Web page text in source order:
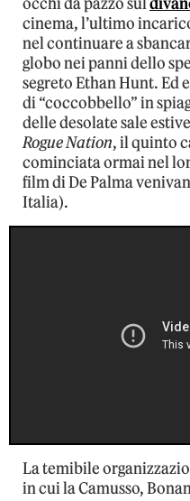
cinema, l’ultimo
nel continuare a
globo nei panni dello
segreto Ethan Hunt. Ed
di “coccobbello” in
delle desolate sale
Rogue Nation, il quinto
cominciata ormai nel
film di De Palma
Italia).
La temibile
in cui la Camusso,